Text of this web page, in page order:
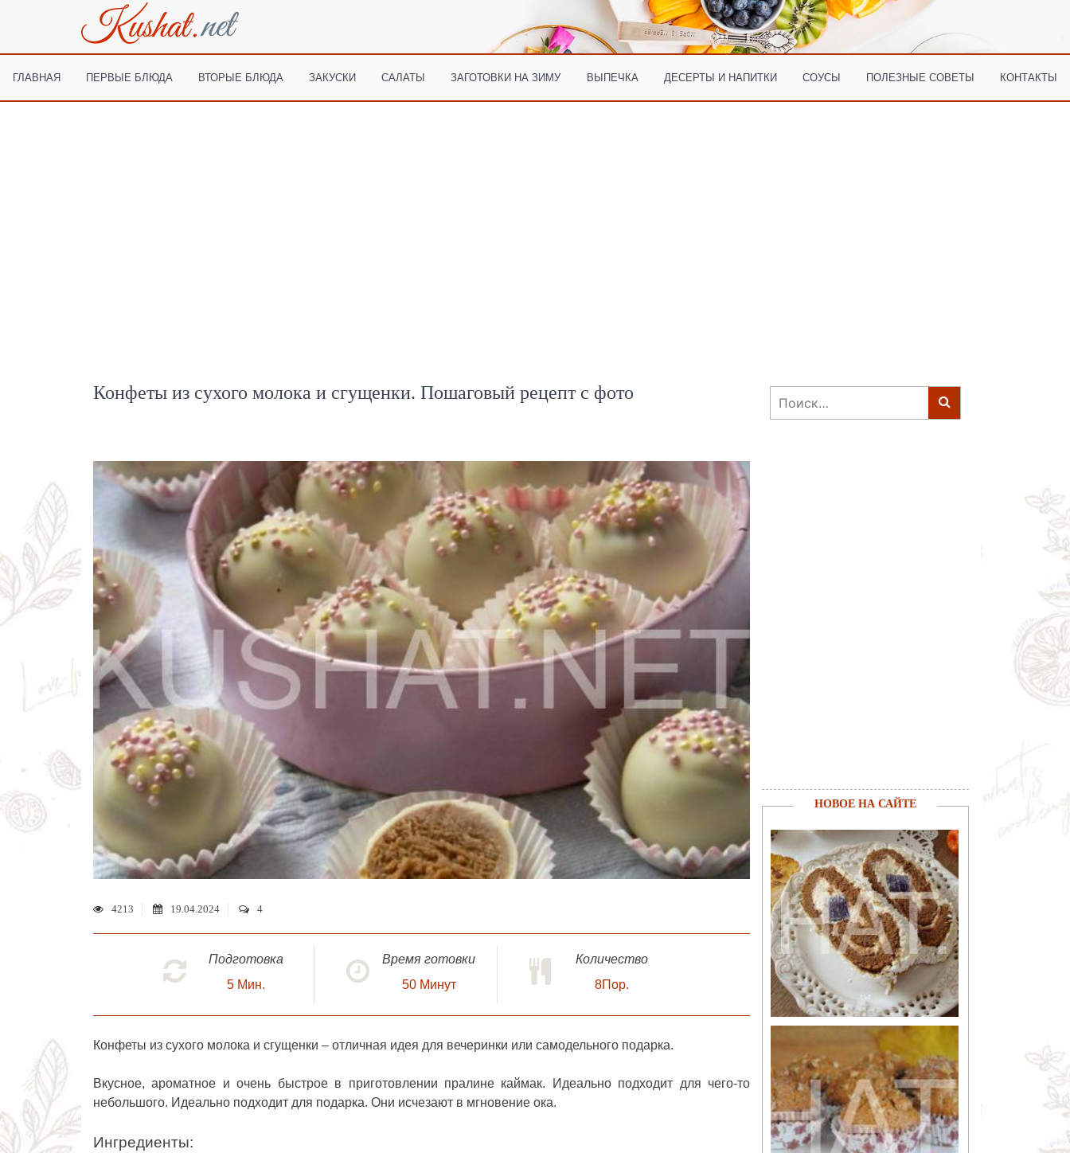
ГЛАВНАЯ ПЕРВЫЕ БЛЮДА ВТОРЫЕ БЛЮДА ЗАКУСКИ САЛАТЫ ЗАГОТОВКИ НА ЗИМУ ВЫПЕЧКА ДЕСЕРТЫ И НАПИТКИ СОУСЫ ПОЛЕЗНЫЕ СОВЕТЫ КОНТАКТЫ
Конфеты из сухого молока и сгущенки. Пошаговый рецепт с фото
4213 19.04.2024 4
Подготовка
5 Мин.
Время готовки
50 Минут
Количество
8Пор.
Конфеты из сухого молока и сгущенки – отличная идея для вечеринки или самодельного подарка.
Вкусное, ароматное и очень быстрое в приготовлении пралине каймак. Идеально подходит для чего-то
небольшого. Идеально подходит для подарка. Они исчезают в мгновение ока.
Ингредиенты:
Найти:
НОВОЕ НА САЙТЕ